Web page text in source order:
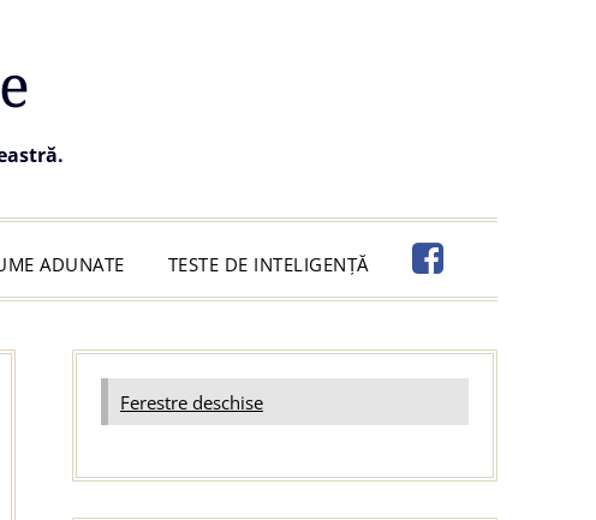
ADUNATE TESTE DE INTELIGENȚĂ
Ferestre deschise